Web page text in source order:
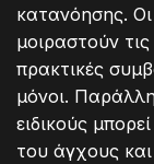
κατανόησης.
μοιραστούν
πρακτικές
μόνοι.
ειδικούς
του άγχους